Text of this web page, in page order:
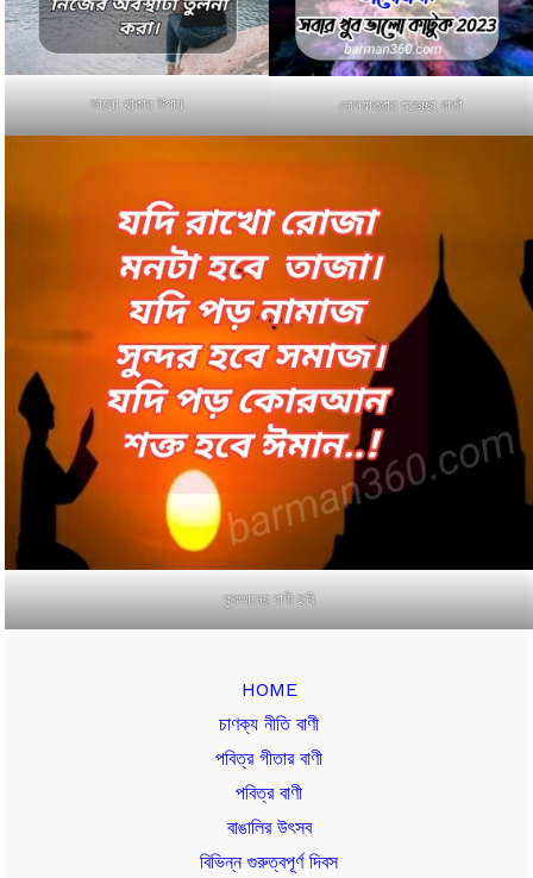
ভালো থাকার উপায় দোলযাত্রার শুভেচ্ছা বার্তা
কুরআনের বাণী ছবি
HOME
চাণক্য নীতি বাণী
পবিত্র গীতার বাণী
পবিত্র বাণী
বাঙালির উৎসব
বিভিন্ন গুরুত্বপূর্ণ দিবস